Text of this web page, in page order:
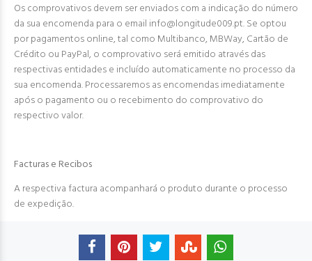
Os comprovativos devem ser enviados com a indicação do número
da sua encomenda para o email info@longitude009.pt. Se optou
por pagamentos online, tal como Multibanco, MBWay, Cartão de
Crédito ou PayPal, o comprovativo será emitido através das
respectivas entidades e incluído automaticamente no processo da
sua encomenda. Processaremos as encomendas imediatamente
após o pagamento ou o recebimento do comprovativo do
respectivo valor.
Facturas e Recibos
A respectiva factura acompanhará o produto durante o processo
de expedição.